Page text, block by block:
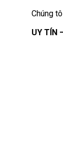
Chúng
UY TÍN